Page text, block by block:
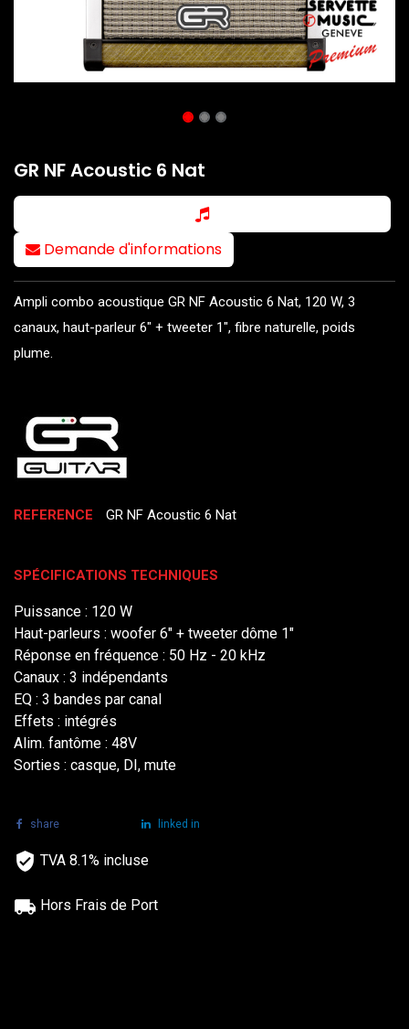
GR NF Acoustic 6 Nat
Demande d'informations
Ampli combo acoustique GR NF Acoustic 6 Nat, 120 W, 3
canaux, haut-parleur 6" + tweeter 1", fibre naturelle, poids
plume.
REFERENCE GR NF Acoustic 6 Nat
SPÉCIFICATIONS TECHNIQUES
Puissance : 120 W
Haut-parleurs : woofer 6" + tweeter dôme 1"
Réponse en fréquence : 50 Hz - 20 kHz
Canaux : 3 indépendants
EQ : 3 bandes par canal
Effets : intégrés
Alim. fantôme : 48V
Sorties : casque, DI, mute
share linked in
TVA 8.1% incluse
Hors Frais de Port